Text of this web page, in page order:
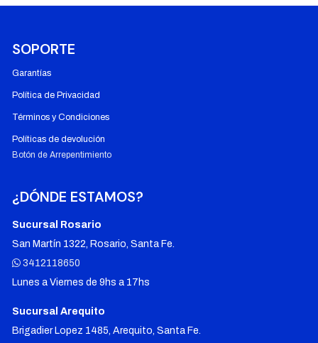
SOPORTE
Garantías
Política de Privacidad
Términos y Condiciones
Políticas de devolución
Botón de Arrepentimiento
¿DÓNDE ESTAMOS?
Sucursal Rosario
San Martín 1322, Rosario, Santa Fe.
3412118650
Lunes a Viernes de 9hs a 17hs
Sucursal Arequito
Brigadier Lopez 1485, Arequito, Santa Fe.